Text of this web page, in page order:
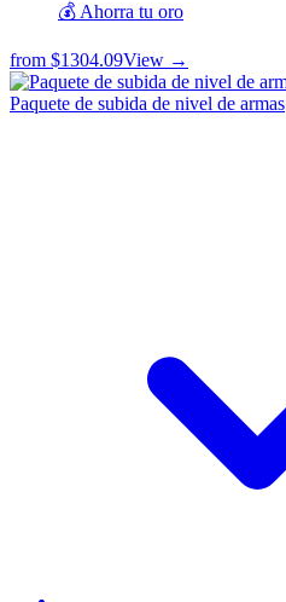
💰 Ahorra tu oro
from $1304.09View →
Paquete de subida de nivel de armas